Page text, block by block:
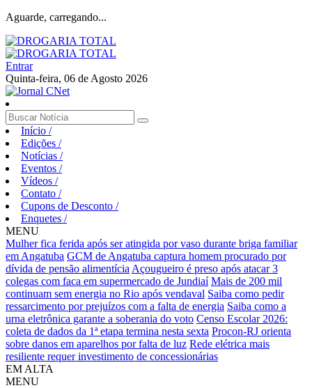
Aguarde, carregando...
Entrar
Quinta-feira, 06 de Agosto 2026
Início /
Edições /
Notícias /
Eventos /
Vídeos /
Contato /
Cupons de Desconto /
Enquetes /
MENU
Mulher fica ferida após ser atingida por vaso durante briga familiar
em Angatuba GCM de Angatuba captura homem procurado por
dívida de pensão alimentícia Açougueiro é preso após atacar 3
colegas com faca em supermercado de Jundiaí Mais de 200 mil
continuam sem energia no Rio após vendaval Saiba como pedir
ressarcimento por prejuízos com a falta de energia Saiba como a
urna eletrônica garante a soberania do voto Censo Escolar 2026:
coleta de dados da 1ª etapa termina nesta sexta Procon-RJ orienta
sobre danos em aparelhos por falta de luz Rede elétrica mais
resiliente requer investimento de concessionárias
EM ALTA
MENU